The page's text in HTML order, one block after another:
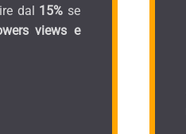
dal 15% se
views e